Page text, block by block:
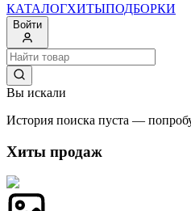
КАТАЛОГХИТЫПОДБОРКИ
Войти
Вы искали
История поиска пуста —
Хиты продаж